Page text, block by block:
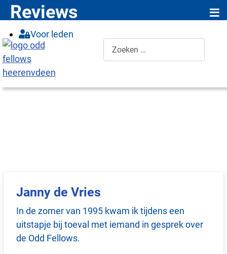
Voor leden
Janny de Vries
In de zomer van 1995 kwam ik tijdens een
uitstapje bij toeval met iemand in gesprek over
de Odd Fellows.
Reviews ≡